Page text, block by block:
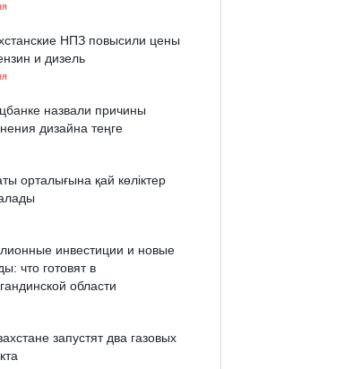
НПЗ повысили цены
и дизель
назвали причины
дизайна теңге
орталығына қай көліктер
инвестиции и новые
что готовят в
области
запустят два газовых